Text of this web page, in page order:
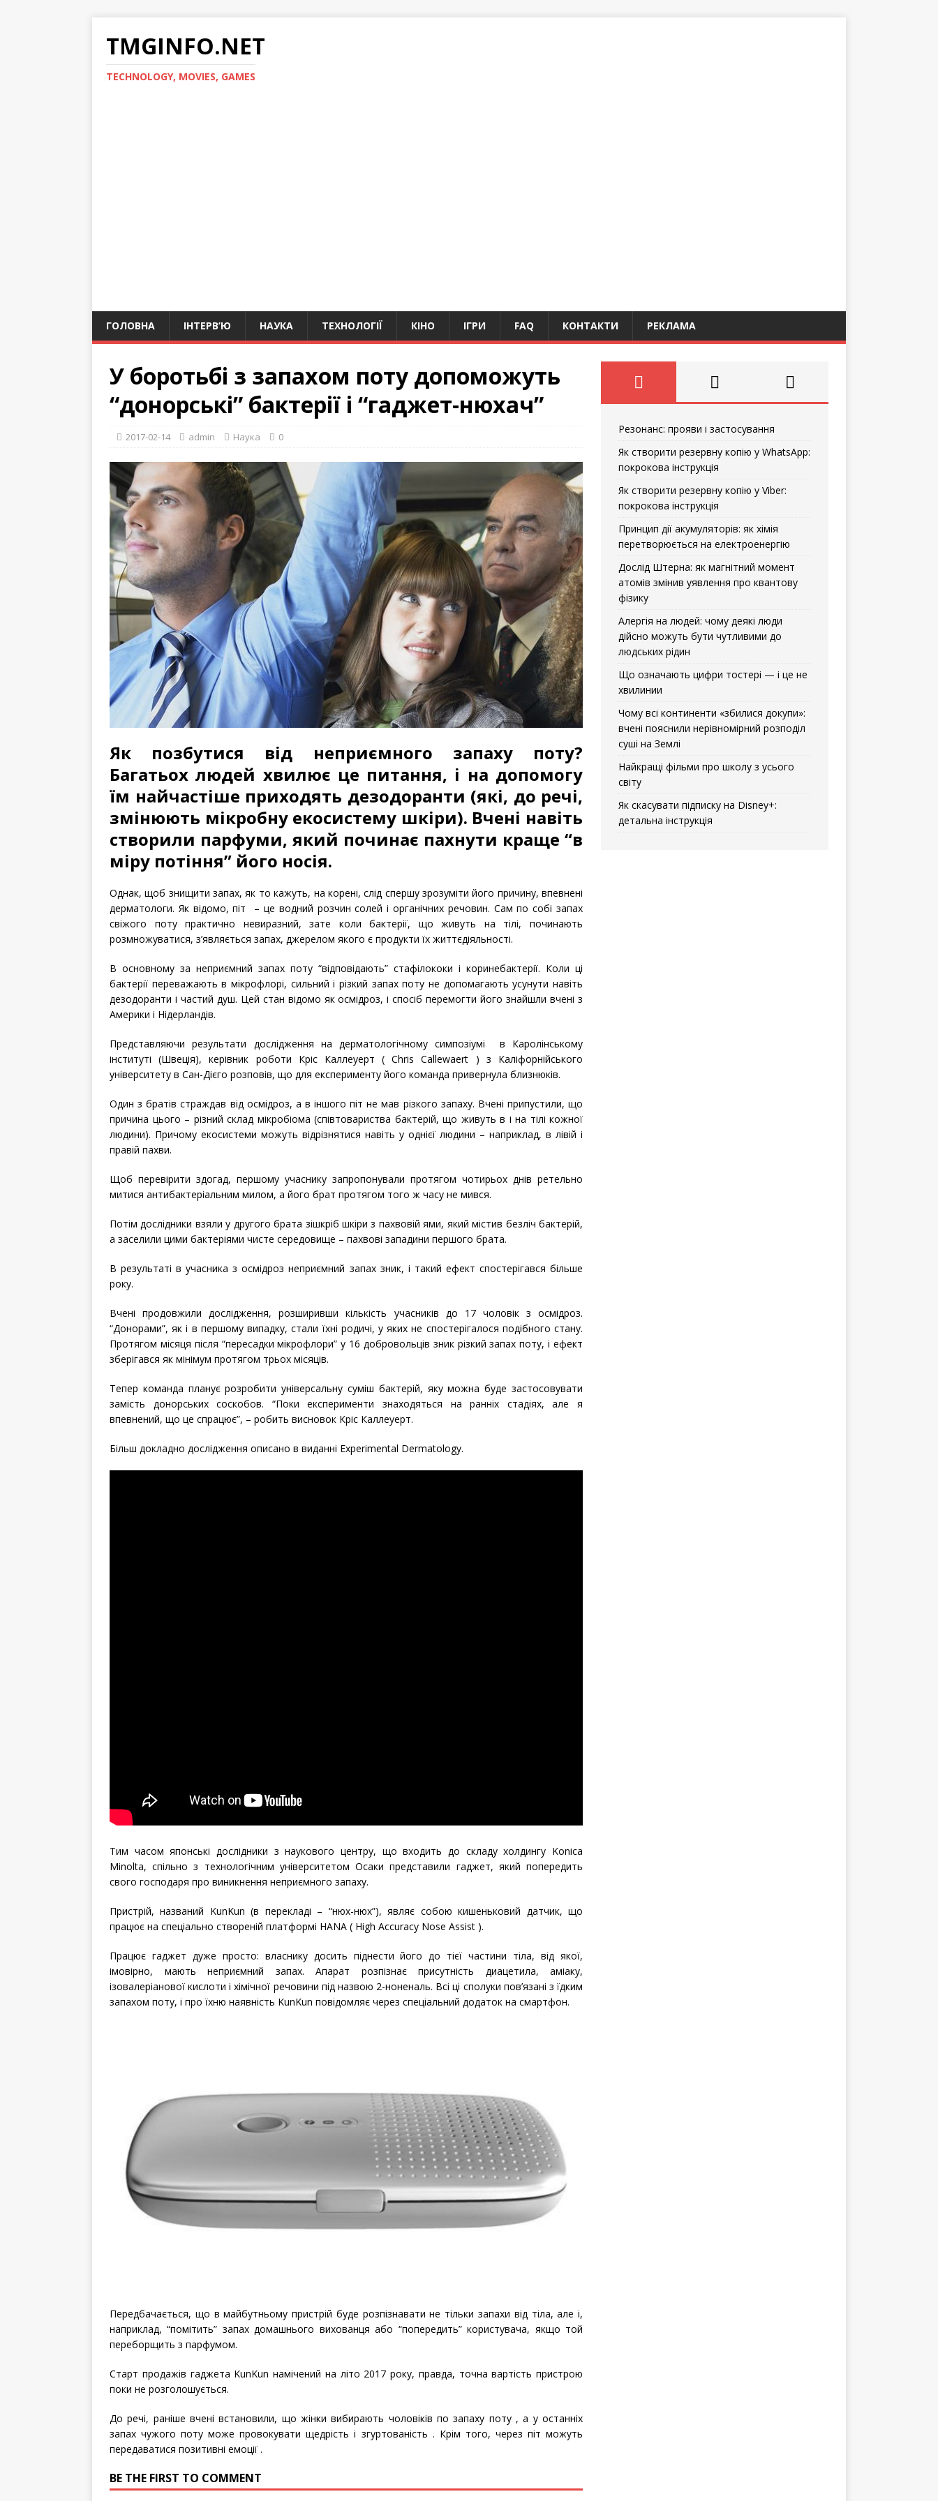
TMGINFO.NET
ТECHNOLOGY, MOVIES, GAMES
ГОЛОВНА ІНТЕРВ’Ю НАУКА ТЕХНОЛОГІЇ КІНО ІГРИ FAQ КОНТАКТИ РЕКЛАМА
У боротьбі з запахом поту допоможуть
“донорські” бактерії і “гаджет-нюхач”
2017-02-14 admin Наука 0
Як позбутися від неприємного запаху поту?
Багатьох людей хвилює це питання, і на допомогу
їм найчастіше приходять дезодоранти (які, до речі,
змінюють мікробну екосистему шкіри). Вчені навіть
створили парфуми, який починає пахнути краще “в
міру потіння” його носія.
Однак, щоб знищити запах, як то кажуть, на корені, слід спершу зрозуміти його причину, впевнені
дерматологи. Як відомо, піт – це водний розчин солей і органічних речовин. Сам по собі запах
свіжого поту практично невиразний, зате коли бактерії, що живуть на тілі, починають
розмножуватися, з’являється запах, джерелом якого є продукти їх життєдіяльності.
В основному за неприємний запах поту “відповідають” стафілококи і коринебактерії. Коли ці
бактерії переважають в мікрофлорі, сильний і різкий запах поту не допомагають усунути навіть
дезодоранти і частий душ. Цей стан відомо як осмідроз, і спосіб перемогти його знайшли вчені з
Америки і Нідерландів.
Представляючи результати дослідження на дерматологічному симпозіумі в Каролінському
інституті (Швеція), керівник роботи Кріс Каллеуерт ( Chris Callewaert ) з Каліфорнійського
університету в Сан-Дієго розповів, що для експерименту його команда привернула близнюків.
Один з братів страждав від осмідроз, а в іншого піт не мав різкого запаху. Вчені припустили, що
причина цього – різний склад мікробіома (співтовариства бактерій, що живуть в і на тілі кожної
людини). Причому екосистеми можуть відрізнятися навіть у однієї людини – наприклад, в лівій і
правій пахви.
Щоб перевірити здогад, першому учаснику запропонували протягом чотирьох днів ретельно
митися антибактеріальним милом, а його брат протягом того ж часу не мився.
Потім дослідники взяли у другого брата зішкріб шкіри з пахвовій ями, який містив безліч бактерій,
а заселили цими бактеріями чисте середовище – пахвові западини першого брата.
В результаті в учасника з осмідроз неприємний запах зник, і такий ефект спостерігався більше
року.
Вчені продовжили дослідження, розширивши кількість учасників до 17 чоловік з осмідроз.
“Донорами”, як і в першому випадку, стали їхні родичі, у яких не спостерігалося подібного стану.
Протягом місяця після “пересадки мікрофлори” у 16 ​​добровольців зник різкий запах поту, і ефект
зберігався як мінімум протягом трьох місяців.
Тепер команда планує розробити універсальну суміш бактерій, яку можна буде застосовувати
замість донорських соскобов. “Поки експерименти знаходяться на ранніх стадіях, але я
впевнений, що це спрацює”, – робить висновок Кріс Каллеуерт.
Більш докладно дослідження описано в виданні Experimental Dermatology.
Тим часом японські дослідники з наукового центру, що входить до складу холдингу Konica
Minolta, спільно з технологічним університетом Осаки представили гаджет, який попередить
свого господаря про виникнення неприємного запаху.
Пристрій, названий KunKun (в перекладі – “нюх-нюх”), являє собою кишеньковий датчик, що
працює на спеціально створеній платформі HANA ( High Accuracy Nose Assist ).
Працює гаджет дуже просто: власнику досить піднести його до тієї частини тіла, від якої,
імовірно, мають неприємний запах. Апарат розпізнає присутність диацетила, аміаку,
ізовалеріанової кислоти і хімічної речовини під назвою 2-ноненаль. Всі ці сполуки пов’язані з їдким
запахом поту, і про їхню наявність KunKun повідомляє через спеціальний додаток на смартфон.
Передбачається, що в майбутньому пристрій буде розпізнавати не тільки запахи від тіла, але і,
наприклад, “помітить” запах домашнього вихованця або “попередить” користувача, якщо той
переборщить з парфумом.
Старт продажів гаджета KunKun намічений на літо 2017 року, правда, точна вартість пристрою
поки не розголошується.
До речі, раніше вчені встановили, що жінки вибирають чоловіків по запаху поту , а у останніх
запах чужого поту може провокувати щедрість і згуртованість . Крім того, через піт можуть
передаватися позитивні емоції .
BE THE FIRST TO COMMENT
Резонанс: прояви і застосування
Як створити резервну копію у WhatsApp:
покрокова інструкція
Як створити резервну копію у Viber:
покрокова інструкція
Принцип дії акумуляторів: як хімія
перетворюється на електроенергію
Дослід Штерна: як магнітний момент
атомів змінив уявлення про квантову
фізику
Алергія на людей: чому деякі люди
дійсно можуть бути чутливими до
людських рідин
Що означають цифри тостері — і це не
хвилинии
Чому всі континенти «збилися докупи»:
вчені пояснили нерівномірний розподіл
суші на Землі
Найкращі фільми про школу з усього
світу
Як скасувати підписку на Disney+:
детальна інструкція